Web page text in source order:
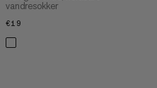
vandresokker
€19